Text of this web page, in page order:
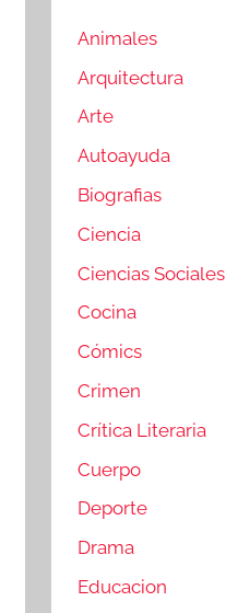
Animales
Arquitectura
Arte
Autoayuda
Biografias
Ciencia
Ciencias Sociales
Cocina
Cómics
Crimen
Crítica Literaria
Cuerpo
Deporte
Drama
Educacion